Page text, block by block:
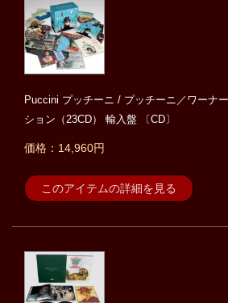
Puccini プッチーニ / プッチーニ／ワーナ
ション（23CD） 輸入盤 〔CD〕
価格：14,960円
このアイテムの詳細を見る